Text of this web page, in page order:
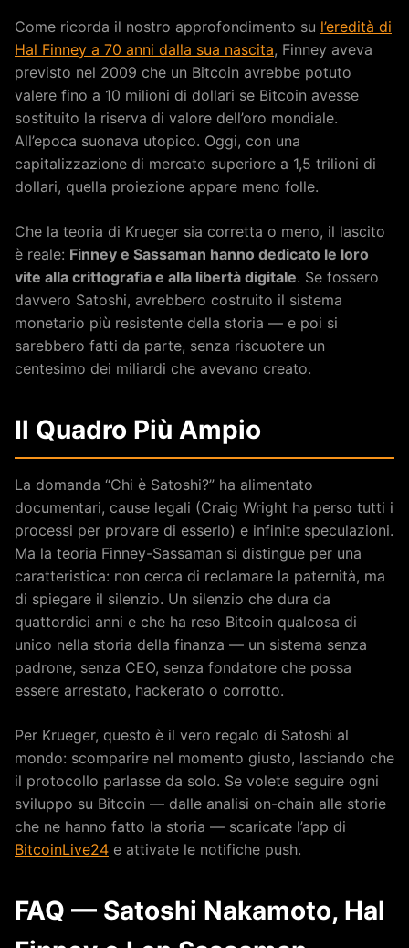
Come ricorda il nostro approfondimento su l’eredità di
Hal Finney a 70 anni dalla sua nascita, Finney aveva
previsto nel 2009 che un Bitcoin avrebbe potuto
valere fino a 10 milioni di dollari se Bitcoin avesse
sostituito la riserva di valore dell’oro mondiale.
All’epoca suonava utopico. Oggi, con una
capitalizzazione di mercato superiore a 1,5 trilioni di
dollari, quella proiezione appare meno folle.
Che la teoria di Krueger sia corretta o meno, il lascito
è reale: Finney e Sassaman hanno dedicato le loro
vite alla crittografia e alla libertà digitale. Se fossero
davvero Satoshi, avrebbero costruito il sistema
monetario più resistente della storia — e poi si
sarebbero fatti da parte, senza riscuotere un
centesimo dei miliardi che avevano creato.
Il Quadro Più Ampio
La domanda “Chi è Satoshi?” ha alimentato
documentari, cause legali (Craig Wright ha perso tutti i
processi per provare di esserlo) e infinite speculazioni.
Ma la teoria Finney-Sassaman si distingue per una
caratteristica: non cerca di reclamare la paternità, ma
di spiegare il silenzio. Un silenzio che dura da
quattordici anni e che ha reso Bitcoin qualcosa di
unico nella storia della finanza — un sistema senza
padrone, senza CEO, senza fondatore che possa
essere arrestato, hackerato o corrotto.
Per Krueger, questo è il vero regalo di Satoshi al
mondo: scomparire nel momento giusto, lasciando che
il protocollo parlasse da solo. Se volete seguire ogni
sviluppo su Bitcoin — dalle analisi on-chain alle storie
che ne hanno fatto la storia — scaricate l’app di
BitcoinLive24 e attivate le notifiche push.
FAQ — Satoshi Nakamoto, Hal